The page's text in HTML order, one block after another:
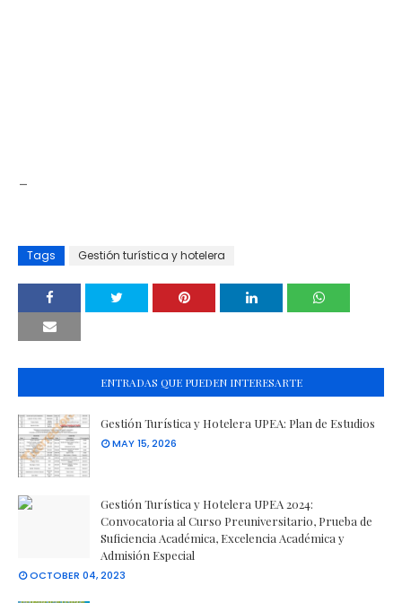
Tags Gestión turística y hotelera
ENTRADAS QUE PUEDEN INTERESARTE
Gestión Turística y Hotelera UPEA: Plan de Estudios
MAY 15, 2026
Gestión Turística y Hotelera UPEA 2024:
Convocatoria al Curso Preuniversitario, Prueba de
Suficiencia Académica, Excelencia Académica y
Admisión Especial
OCTOBER 04, 2023